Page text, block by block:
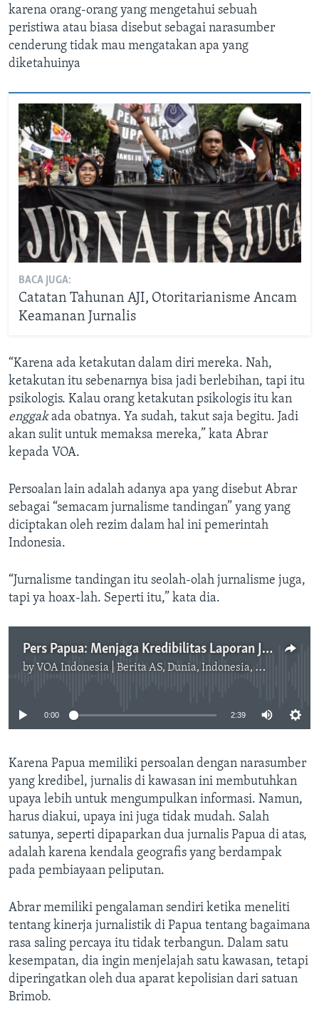
karena orang-orang yang mengetahui sebuah
peristiwa atau biasa disebut sebagai narasumber
cenderung tidak mau mengatakan apa yang
diketahuinya
BACA JUGA:
Catatan Tahunan AJI, Otoritarianisme Ancam
Keamanan Jurnalis
“Karena ada ketakutan dalam diri mereka. Nah,
ketakutan itu sebenarnya bisa jadi berlebihan, tapi itu
psikologis. Kalau orang ketakutan psikologis itu kan
enggakada obatnya. Ya sudah, takut saja begitu. Jadi
akan sulit untuk memaksa mereka,” kata Abrar
kepada VOA.
Persoalan lain adalah adanya apa yang disebut Abrar
sebagai “semacam jurnalisme tandingan” yang yang
diciptakan oleh rezim dalam hal ini pemerintah
Indonesia.
“Jurnalisme tandingan itu seolah-olah jurnalisme juga,
tapi ya hoax-lah. Seperti itu,” kata dia.
Pers Papua: Menjaga Kredibilitas Laporan Jurnalistik di Tengah Konflik
by VOA Indonesia | Berita AS, Dunia, Indonesia, Diaspora Indonesia di AS
No media source currently available
0:00 2:39
Karena Papua memiliki persoalan dengan narasumber
yang kredibel, jurnalis di kawasan ini membutuhkan
upaya lebih untuk mengumpulkan informasi. Namun,
harus diakui, upaya ini juga tidak mudah. Salah
satunya, seperti dipaparkan dua jurnalis Papua di atas,
adalah karena kendala geografis yang berdampak
pada pembiayaan peliputan.
Abrar memiliki pengalaman sendiri ketika meneliti
tentang kinerja jurnalistik di Papua tentang bagaimana
rasa saling percaya itu tidak terbangun. Dalam satu
kesempatan, dia ingin menjelajah satu kawasan, tetapi
diperingatkan oleh dua aparat kepolisian dari satuan
Brimob.